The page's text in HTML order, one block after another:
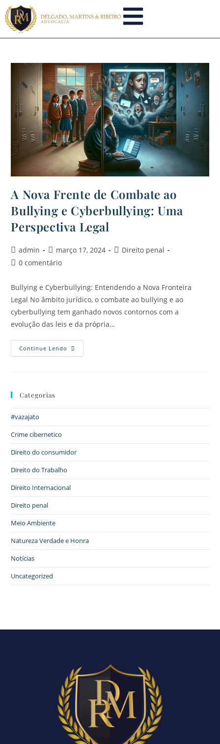
A Nova Frente de Combate ao
Bullying e Cyberbullying: Uma
Perspectiva Legal
admin março 17, 2024
Direito penal
0 comentário
Bullying e Cyberbullying: Entendendo a Nova Fronteira
Legal No âmbito jurídico, o combate ao bullying e ao
cyberbullying tem ganhado novos contornos com a
evolução das leis e da própria…
Continue Lendo
Categorias
#vazajato
Crime cibernetico
Direito do consumidor
Direito do Trabalho
Direito Internacional
Direito penal
Meio Ambiente
Natureza Verdade e Honra
Notícias
Uncategorized